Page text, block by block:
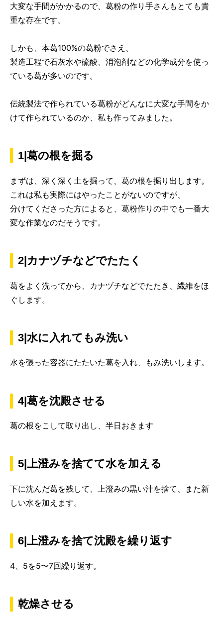
大変な手間がかかるので、葛粉の作り手さんもとても貴
重な存在です。
しかも、本葛100%の葛粉でさえ、
製造工程で石灰水や硫酸、消泡剤などの化学成分を使っ
ている葛が多いのです。
伝統製法で作られている葛粉がどんなに大変な手間をか
けて作られているのか、私も作ってみました。
1|葛の根を掘る
まずは、深く深く土を掘って、葛の根を掘り出します。
これは私も実際にはやったことがないのですが、
分けてくださった方によると、葛粉作りの中でも一番大
変な作業なのだそうです。
2|カナヅチなどでたたく
葛をよく洗ってから、カナヅチなどでたたき、繊維をほ
ぐします。
3|水に入れてもみ洗い
水を張った容器にたたいた葛を入れ、もみ洗いします。
4|葛を沈殿させる
葛の根をこして取り出し、半日おきます
5|上澄みを捨てて水を加える
下に沈んだ葛を残して、上澄みの黒い汁を捨て、また新
しい水を加えます。
6|上澄みを捨て沈殿を繰り返す
4、5を5〜7回繰り返す。
乾燥させる